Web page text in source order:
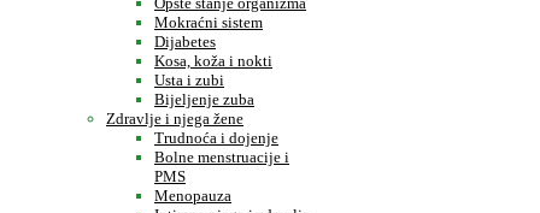
Mokraćni sistem
Dijabetes
Kosa, koža i nokti
Usta i zubi
Bijeljenje zuba
Zdravlje i njega žene
Trudnoća i dojenje
Bolne menstruacije i
PMS
Menopauza